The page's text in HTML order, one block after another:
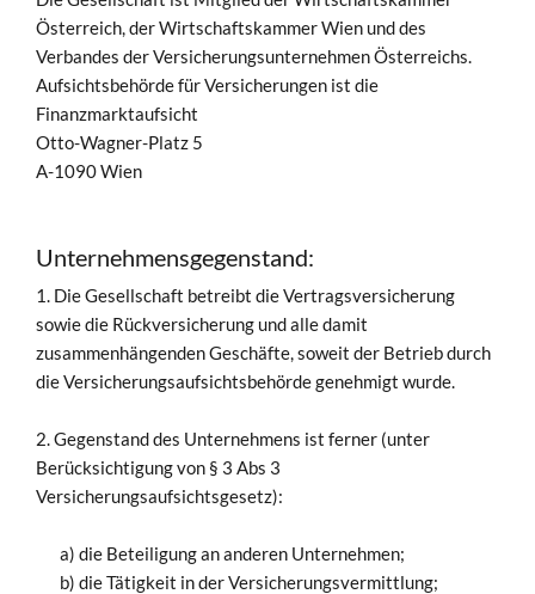
Österreich, der Wirtschaftskammer Wien und des
Verbandes der Versicherungsunternehmen Österreichs.
Aufsichtsbehörde für Versicherungen ist die
Finanzmarktaufsicht
Otto-Wagner-Platz 5
A-1090 Wien
Unternehmensgegenstand:
1. Die Gesellschaft betreibt die Vertragsversicherung
sowie die Rückversicherung und alle damit
zusammenhängenden Geschäfte, soweit der Betrieb durch
die Versicherungsaufsichtsbehörde genehmigt wurde.
2. Gegenstand des Unternehmens ist ferner (unter
Berücksichtigung von § 3 Abs 3
Versicherungsaufsichtsgesetz):
a) die Beteiligung an anderen Unternehmen;
b) die Tätigkeit in der Versicherungsvermittlung;